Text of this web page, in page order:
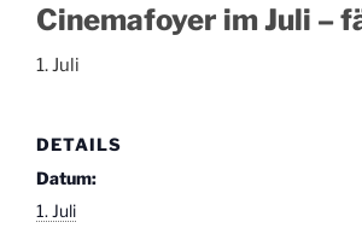
Cinemafoyer im Juli –
1. Juli
DETAILS
Datum:
1. Juli